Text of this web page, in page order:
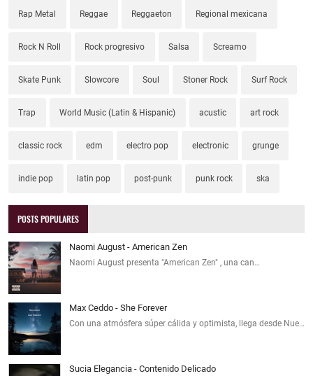
Rap Metal Reggae Reggaeton Regional mexicana
Rock N Roll Rock progresivo Salsa Screamo
Skate Punk Slowcore Soul Stoner Rock Surf Rock
Trap World Music (Latin & Hispanic) acustic art rock
classic rock edm electro pop electronic grunge
indie pop latin pop post-punk punk rock ska
POSTS POPULARES
Naomi August - American Zen
Naomi August presenta "American Zen" , una can…
Max Ceddo - She Forever
Con una atmósfera súper cálida y optimista, llega desde Nue…
Sucia Elegancia - Contenido Delicado